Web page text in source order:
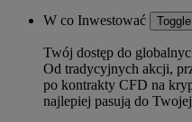
W co Inwestować
Twój dostęp do
Od tradycyjnych akcji,
po kontrakty CFD na
najlepiej pasują do